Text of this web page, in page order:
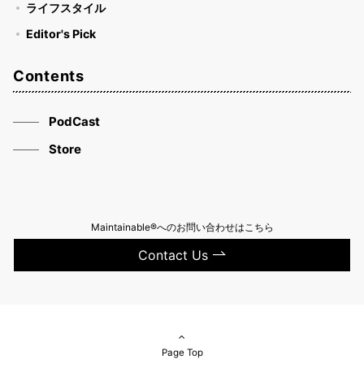
ライフスタイル
Editor's Pick
Contents
PodCast
Store
Maintainable®へのお問い合わせはこちら
Contact Us
Page Top